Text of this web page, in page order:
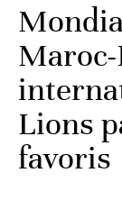
Lions
favoris